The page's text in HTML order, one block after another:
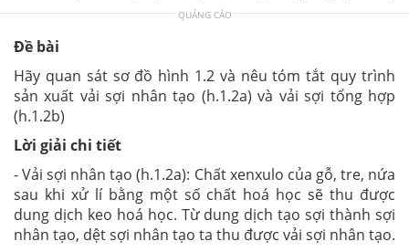
QUẢNG CÁO
Đề bài
Hãy quan sát sơ đồ hình 1.2 và nêu tóm tắt quy trình
sản xuất vải sợi nhân tạo (h.1.2a) và vải sợi tổng hợp
(h.1.2b)
Lời giải chi tiết
- Vải sợi nhân tạo (h.1.2a): Chất xenxulo của gỗ, tre, nứa
sau khi xử lí bằng một số chất hoá học sẽ thu được
dung dịch keo hoá học. Từ dung dịch tạo sợi thành sợi
nhân tạo, dệt sợi nhân tạo ta thu được vải sợi nhân tạo.